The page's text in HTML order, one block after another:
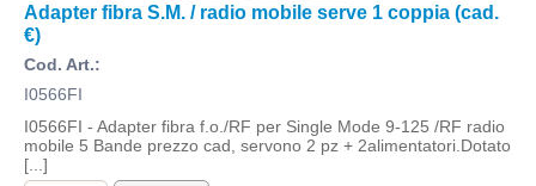
Adapter fibra S.M. / radio mobile serve 1 coppia (cad.
€)
Cod. Art.:
I0566FI
I0566FI - Adapter fibra f.o./RF per Single Mode 9-125 /RF radio
mobile 5 Bande prezzo cad, servono 2 pz + 2alimentatori.Dotato
[...]